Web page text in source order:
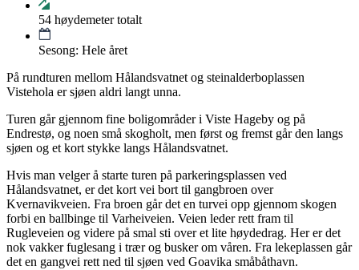
54 høydemeter totalt
Sesong: Hele året
På rundturen mellom Hålandsvatnet og steinalderboplassen
Vistehola er sjøen aldri langt unna.
Turen går gjennom fine boligområder i Viste Hageby og på
Endrestø, og noen små skogholt, men først og fremst går den langs
sjøen og et kort stykke langs Hålandsvatnet.
Hvis man velger å starte turen på parkeringsplassen ved
Hålandsvatnet, er det kort vei bort til gangbroen over
Kvernavikveien. Fra broen går det en turvei opp gjennom skogen
forbi en ballbinge til Varheiveien. Veien leder rett fram til
Rugleveien og videre på smal sti over et lite høydedrag. Her er det
nok vakker fuglesang i trær og busker om våren. Fra lekeplassen går
det en gangvei rett ned til sjøen ved Goavika småbåthavn.